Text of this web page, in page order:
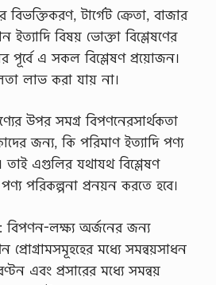
বিভক্তিকরণ, টার্গেট ক্রেতা, বাজার
ইত্যাদি বিষয় ভোক্তা বিশ্লেষণের
পূর্বে এ সকল বিশ্লেষণ প্রয়োজন।
লাভ করা যায় না।
উপর সমগ্র বিপণনেরসার্থকতা
জন্য, কি পরিমাণ ইত্যাদি পণ্য
তাই এগুলির যথাযথ বিশ্লেষণ
পরিকল্পনা প্রনয়ন করতে হবে।
বিপণন-লক্ষ্য অর্জনের জন্য
প্রোগ্রামসমূহহের মধ্যে সমন্বয়সাধন
এবং প্রসারের মধ্যে সমন্বয়